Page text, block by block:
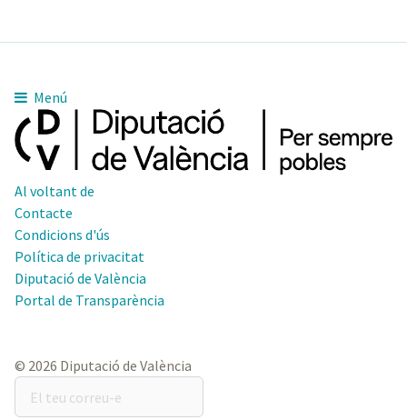
Menú
Al voltant de
Contacte
Condicions d'ús
Política de privacitat
Diputació de València
Portal de Transparència
© 2026 Diputació de València
teu